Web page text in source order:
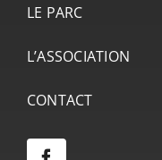
LE PARC
L’ASSOCIATION
CONTACT